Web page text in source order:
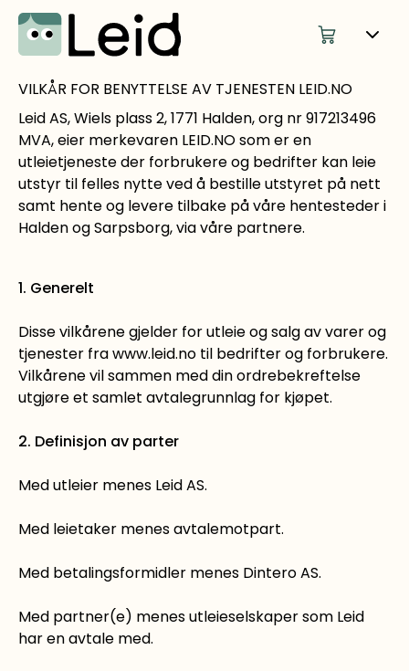
VILKÅR FOR BENYTTELSE AV TJENESTEN LEID.NO
Leid AS, Wiels plass 2, 1771 Halden, org nr 917213496
MVA, eier merkevaren LEID.NO som er en
utleietjeneste der forbrukere og bedrifter kan leie
utstyr til felles nytte ved å bestille utstyret på nett
samt hente og levere tilbake på våre hentesteder i
Halden og Sarpsborg, via våre partnere.
1. Generelt
Disse vilkårene gjelder for utleie og salg av varer og
tjenester fra www.leid.no til bedrifter og forbrukere.
Vilkårene vil sammen med din ordrebekreftelse
utgjøre et samlet avtalegrunnlag for kjøpet.
2. Definisjon av parter
Med utleier menes Leid AS.
Med leietaker menes avtalemotpart.
Med betalingsformidler menes Dintero AS.
Med partner(e) menes utleieselskaper som Leid
har en avtale med.